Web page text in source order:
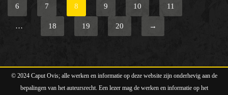
6 7 8 9 10 11
… 18 19 20 →
© 2024 Caput Ovis; alle werken en informatie op deze website zijn onderhevig aan de
bepalingen van het auteursrecht. Een lezer mag de werken en informatie op het